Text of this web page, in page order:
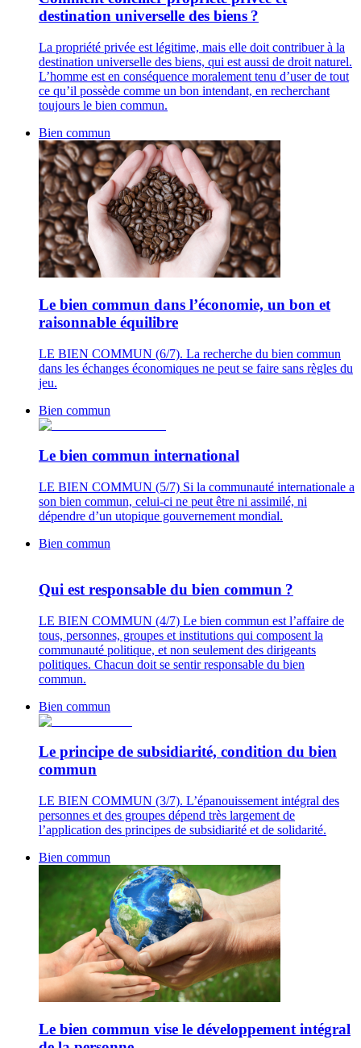
destination universelle des biens ?
La propriété privée est légitime, mais elle doit contribuer à la
destination universelle des biens, qui est aussi de droit naturel.
L’homme est en conséquence moralement tenu d’user de tout
ce qu’il possède comme un bon intendant, en recherchant
toujours le bien commun.
Bien commun
Le bien commun dans l’économie, un bon et
raisonnable équilibre
LE BIEN COMMUN (6/7). La recherche du bien commun
dans les échanges économiques ne peut se faire sans règles du
jeu.
Bien commun
Le bien commun international
LE BIEN COMMUN (5/7) Si la communauté internationale a
son bien commun, celui-ci ne peut être ni assimilé, ni
dépendre d’un utopique gouvernement mondial.
Bien commun
Qui est responsable du bien commun ?
LE BIEN COMMUN (4/7) Le bien commun est l’affaire de
tous, personnes, groupes et institutions qui composent la
communauté politique, et non seulement des dirigeants
politiques. Chacun doit se sentir responsable du bien
commun.
Bien commun
Le principe de subsidiarité, condition du bien
commun
LE BIEN COMMUN (3/7). L’épanouissement intégral des
personnes et des groupes dépend très largement de
l’application des principes de subsidiarité et de solidarité.
Bien commun
Le bien commun vise le développement intégral